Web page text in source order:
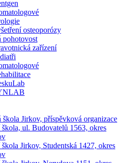
osteoporózy
pohotovost
zařízení
škola Jirkov, příspěvková organizace
ul. Budovatelů 1563, okres
Jirkov, Studentská 1427, okres